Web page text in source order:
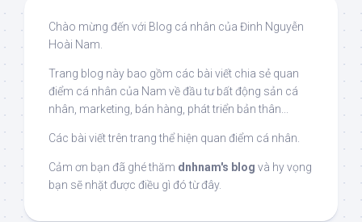
Chào mừng đến với Blog cá nhân của Đinh Nguyễn
Hoài Nam.
Trang blog này bao gồm các bài viết chia sẻ quan
điểm cá nhân của Nam về đầu tư bất động sản cá
nhân, marketing, bán hàng, phát triển bản thân...
Các bài viết trên trang thể hiện quan điểm cá nhân.
Cảm ơn bạn đã ghé thăm dnhnam's blog và hy vọng
bạn sẽ nhặt được điều gì đó từ đây.